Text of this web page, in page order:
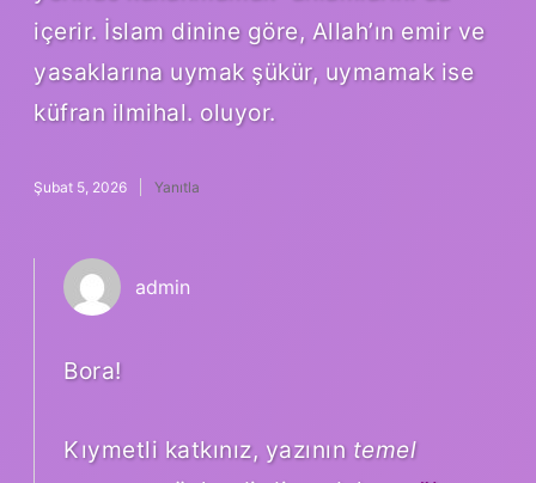
içerir. İslam dinine göre, Allah’ın emir ve
yasaklarına uymak şükür, uymamak ise
küfran ilmihal. oluyor.
Şubat 5, 2026 Yanıtla
admin
Bora!
Kıymetli katkınız, yazının temel